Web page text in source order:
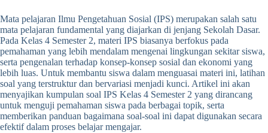
Mata pelajaran Ilmu Pengetahuan Sosial (IPS) merupakan salah satu
mata pelajaran fundamental yang diajarkan di jenjang Sekolah Dasar.
Pada Kelas 4 Semester 2, materi IPS biasanya berfokus pada
pemahaman yang lebih mendalam mengenai lingkungan sekitar siswa,
serta pengenalan terhadap konsep-konsep sosial dan ekonomi yang
lebih luas. Untuk membantu siswa dalam menguasai materi ini, latihan
soal yang terstruktur dan bervariasi menjadi kunci. Artikel ini akan
menyajikan kumpulan soal IPS Kelas 4 Semester 2 yang dirancang
untuk menguji pemahaman siswa pada berbagai topik, serta
memberikan panduan bagaimana soal-soal ini dapat digunakan secara
efektif dalam proses belajar mengajar.